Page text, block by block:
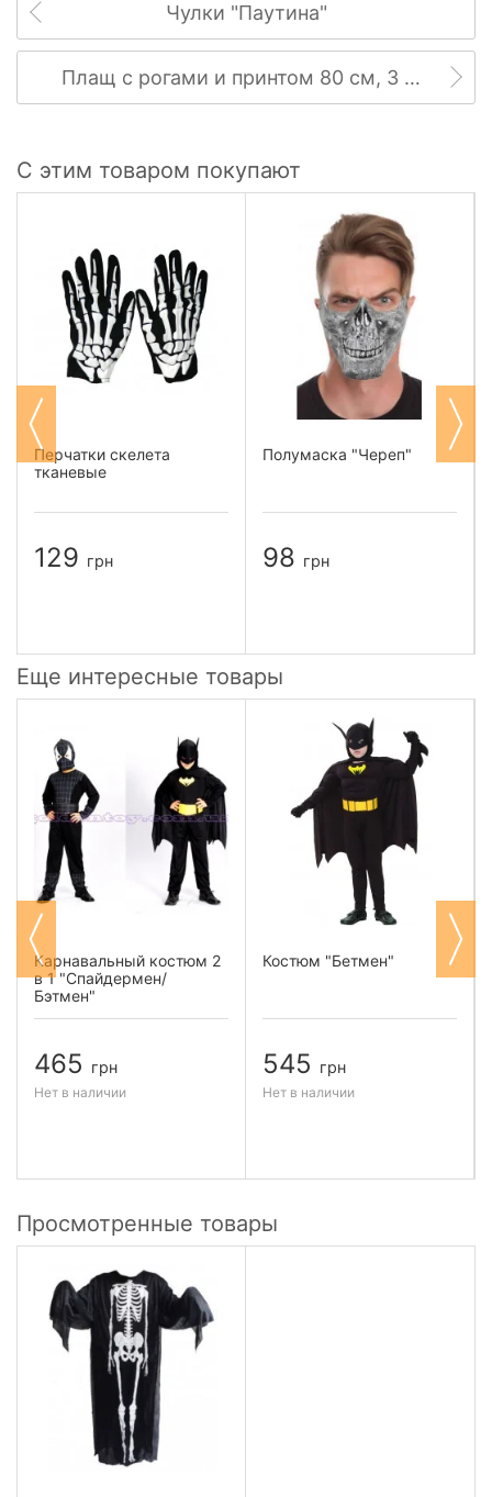
Чулки "Паутина"
Плащ с рогами и принтом 80 см, 3 цвета
С этим товаром покупают
Перчатки скелета
тканевые
129 грн
Полумаска "Череп"
98 грн
Еще интересные товары
Карнавальный костюм 2
в 1 "Спайдермен/
Бэтмен"
465 грн
Нет в наличии
Костюм "Бетмен"
545 грн
Нет в наличии
Просмотренные товары